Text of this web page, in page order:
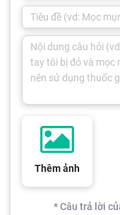
Thêm ảnh
* Câu trả lời